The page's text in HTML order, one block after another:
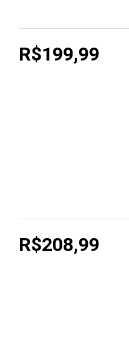
R$199,99
R$208,99